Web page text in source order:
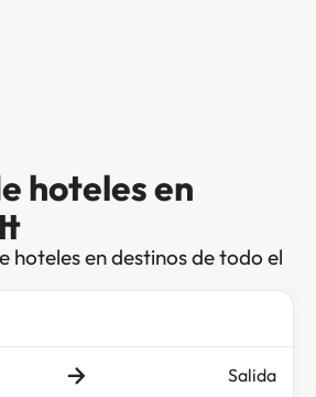
hoteles en
hoteles en destinos de todo el
Salida